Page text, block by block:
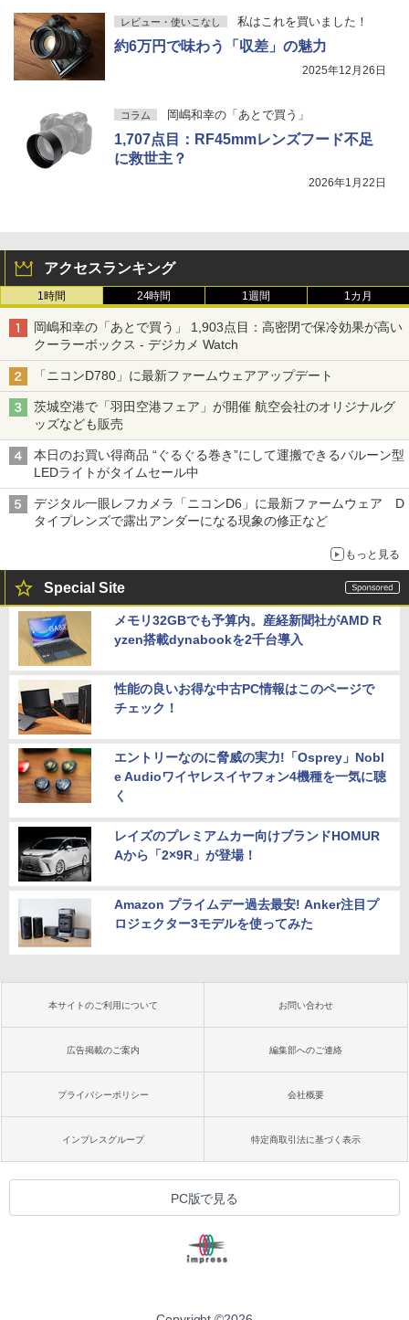
レビュー・使いこなし 私はこれを買いました！
約6万円で味わう「収差」の魅力
2025年12月26日
コラム 岡嶋和幸の「あとで買う」
1,707点目：RF45mmレンズフード不足
に救世主？
2026年1月22日
アクセスランキング
1時間 24時間 1週間 1カ月
岡嶋和幸の「あとで買う」 1,903点目：高密閉で保冷効果が高い
クーラーボックス - デジカメ Watch
「ニコンD780」に最新ファームウェアアップデート
茨城空港で「羽田空港フェア」が開催 航空会社のオリジナルグ
ッズなども販売
本日のお買い得商品 “ぐるぐる巻き”にして運搬できるバルーン型
LEDライトがタイムセール中
デジタル一眼レフカメラ「ニコンD6」に最新ファームウェア D
タイプレンズで露出アンダーになる現象の修正など
もっと見る
Special Site
メモリ32GBでも予算内。産経新聞社がAMD R
yzen搭載dynabookを2千台導入
性能の良いお得な中古PC情報はこのページで
チェック！
エントリーなのに脅威の実力!「Osprey」Nobl
e Audioワイヤレスイヤフォン4機種を一気に聴
く
レイズのプレミアムカー向けブランドHOMUR
Aから「2×9R」が登場！
Amazon プライムデー過去最安! Anker注目プ
ロジェクター3モデルを使ってみた
本サイトのご利用について お問い合わせ
広告掲載のご案内 編集部へのご連絡
プライバシーポリシー 会社概要
インプレスグループ 特定商取引法に基づく表示
PC版で見る